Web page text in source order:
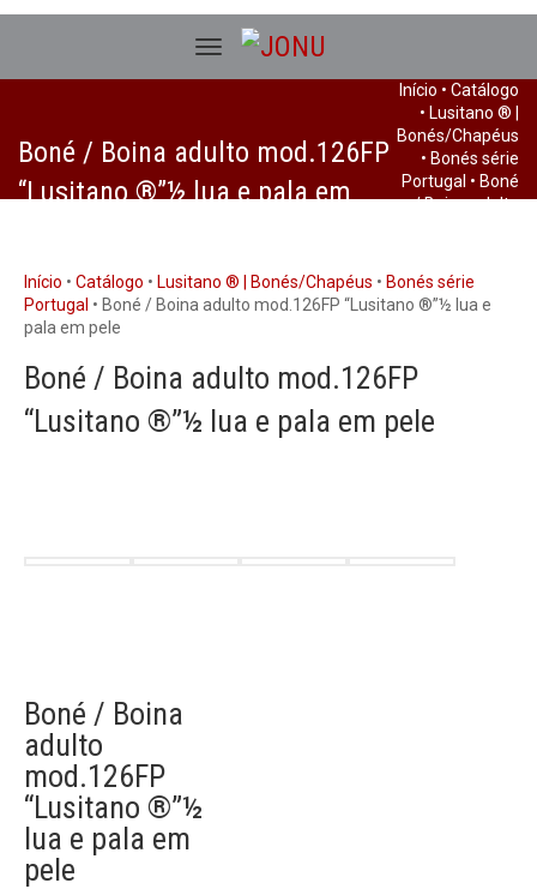
Boné / Boina adulto mod.126FP
“Lusitano ®”½ lua e pala em
Início • Catálogo
• Lusitano ® |
Bonés/Chapéus
• Bonés série
Portugal • Boné
/ Boina adulto
lua e pala em
Início • Catálogo • Lusitano ® | Bonés/Chapéus • Bonés série
Portugal • Boné / Boina adulto mod.126FP “Lusitano ®”½ lua e
pala em pele
Boné / Boina adulto mod.126FP
“Lusitano ®”½ lua e pala em pele
Boné / Boina
adulto
mod.126FP
“Lusitano ®”½
lua e pala em
pele